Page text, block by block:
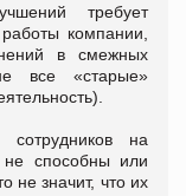
требует
компании,
в смежных
все «старые»
на
не способны или
не значит, что их